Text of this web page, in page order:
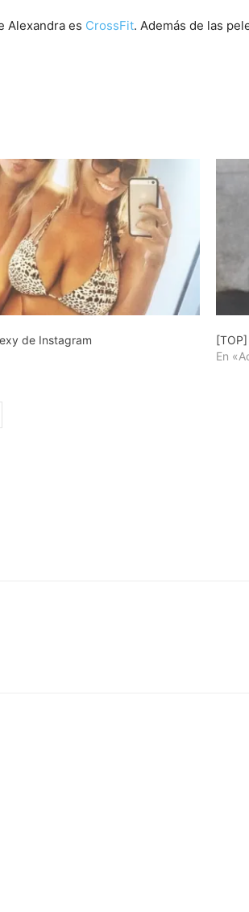
Alexandra es CrossFit. Además de las
de Instagram
En